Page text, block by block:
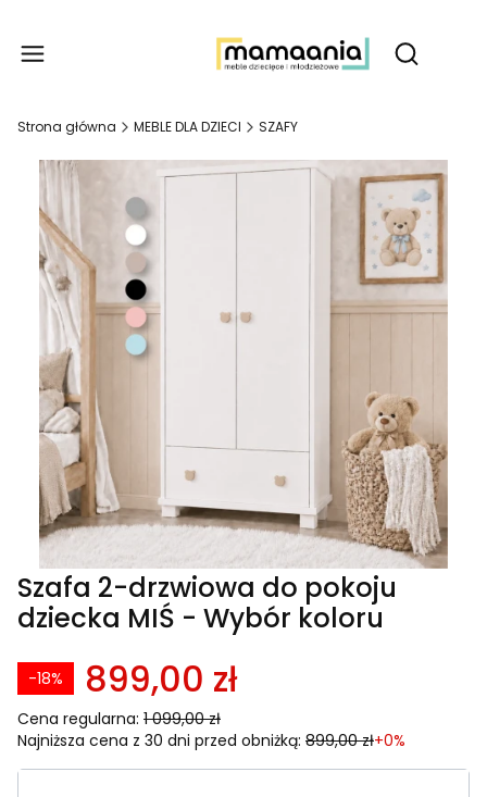
Otwórz
Strona główna MEBLE DLA DZIECI SZAFY
Szafa 2-drzwiowa do pokoju
dziecka MIŚ - Wybór koloru
899,00 zł
Cena regularna: 1 099,00 zł
-18%
Najniższa cena z 30 dni przed obniżką: 899,00 zł+0%